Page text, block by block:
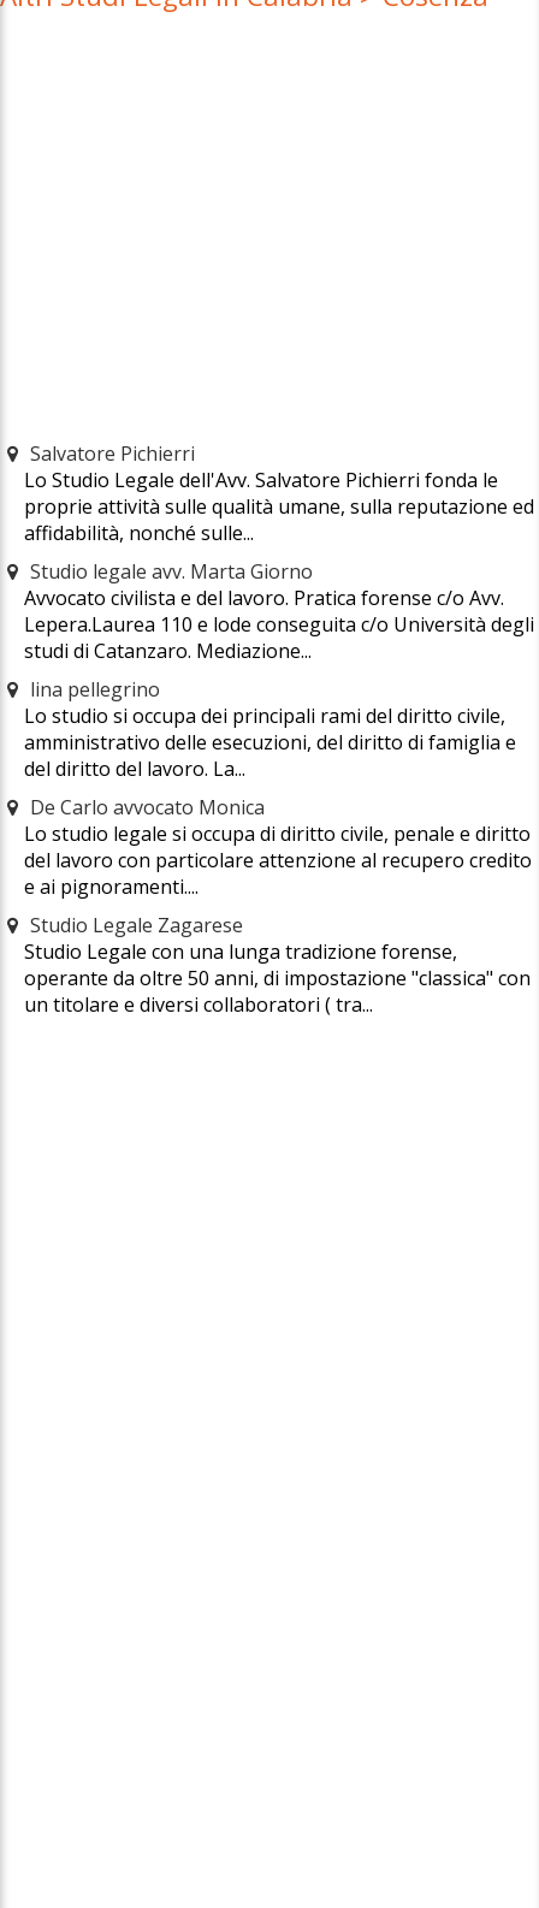
Salvatore Pichierri
Lo Studio Legale dell'Avv. Salvatore Pichierri fonda le
proprie attività sulle qualità umane, sulla reputazione ed
affidabilità, nonché sulle...
Studio legale avv. Marta Giorno
Avvocato civilista e del lavoro. Pratica forense c/o Avv.
Lepera.Laurea 110 e lode conseguita c/o Università degli
studi di Catanzaro. Mediazione...
lina pellegrino
Lo studio si occupa dei principali rami del diritto civile,
amministrativo delle esecuzioni, del diritto di famiglia e
del diritto del lavoro. La...
De Carlo avvocato Monica
Lo studio legale si occupa di diritto civile, penale e diritto
del lavoro con particolare attenzione al recupero credito
e ai pignoramenti....
Studio Legale Zagarese
Studio Legale con una lunga tradizione forense,
operante da oltre 50 anni, di impostazione "classica" con
un titolare e diversi collaboratori ( tra...